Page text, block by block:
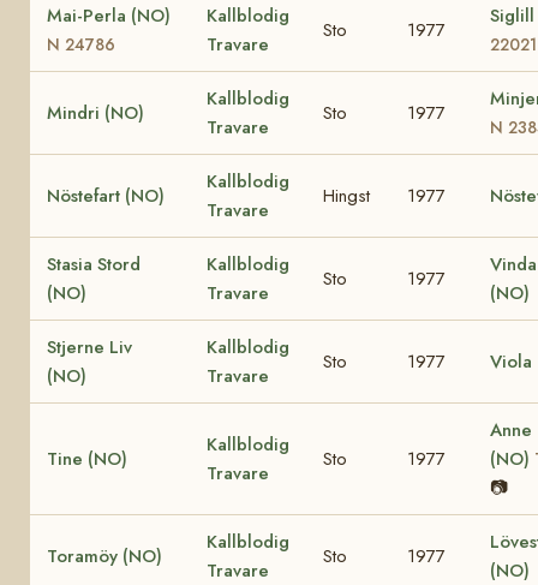
Mai-Perla (NO)
N 24786
Kallblodig
Travare
Sto 1977
22021
Mindri (NO)
Kallblodig
Travare
Sto 1977
N
Nöstefart (NO)
Kallblodig
Travare
Hingst 1977
Stasia Stord
(NO)
Kallblodig
Travare
Sto 1977
(NO)
Stjerne Liv
(NO)
Kallblodig
Travare
Sto 1977 Viola
Tine (NO)
Kallblodig
Travare
Sto 1977
Anne
(NO)
📷
Toramöy (NO)
Kallblodig
Travare
Sto 1977
(NO)